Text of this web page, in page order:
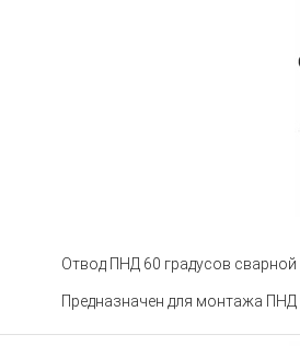
Отвод ПНД 60 градусов
Предназначен для монтажа ПНД